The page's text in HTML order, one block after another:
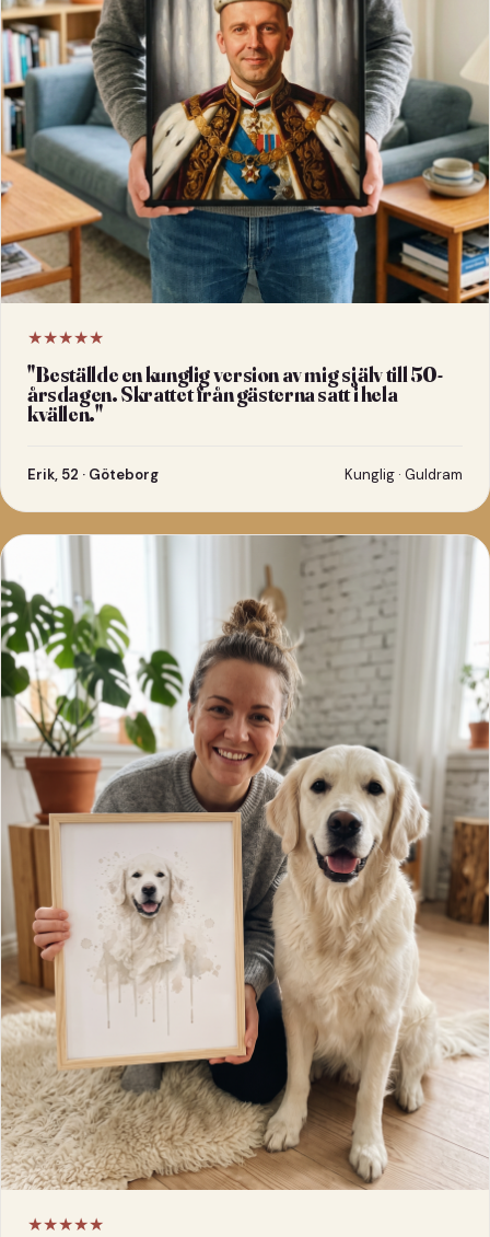
★★★★★
"Beställde en kunglig version av mig själv till 50-
årsdagen. Skrattet från gästerna satt i hela
kvällen."
Erik, 52 · Göteborg Kunglig · Guldram
★★★★★